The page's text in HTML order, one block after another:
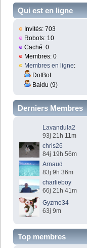
Qui est en ligne
Invités: 703
Robots: 10
Caché: 0
Membres: 0
Membres en ligne:
DotBot
Baidu (9)
Derniers Membres
Lavandula2
93j 21h 11m
chris26
84j 19h 56m
Arnaud
83j 9h 36m
charlieboy
66j 21h 41m
Gyzmo34
63j 9m
Top membres